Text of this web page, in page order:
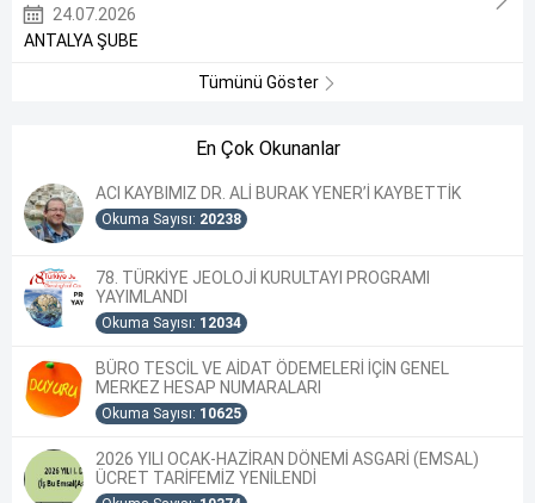
24.07.2026
ANTALYA ŞUBE
Tümünü Göster
En Çok Okunanlar
ACI KAYBIMIZ DR. ALİ BURAK YENER’İ KAYBETTİK
Okuma Sayısı: 20238
78. TÜRKİYE JEOLOJİ KURULTAYI PROGRAMI
YAYIMLANDI
Okuma Sayısı: 12034
BÜRO TESCİL VE AİDAT ÖDEMELERİ İÇİN GENEL
MERKEZ HESAP NUMARALARI
Okuma Sayısı: 10625
2026 YILI OCAK-HAZİRAN DÖNEMİ ASGARİ (EMSAL)
ÜCRET TARİFEMİZ YENİLENDİ